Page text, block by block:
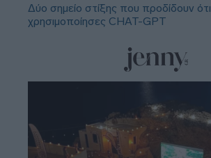
Δύο σημείο στίξης που προδίδουν ότι
χρησιμοποίησες CHAT-GPT